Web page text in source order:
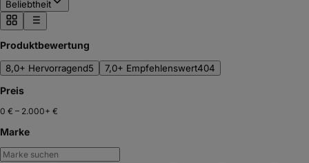
Beliebtheit
Produktbewertung
8,0+ Hervorragend5 7,0+ Empfehlenswert404
Preis
0 € – 2.000+ €
Marke